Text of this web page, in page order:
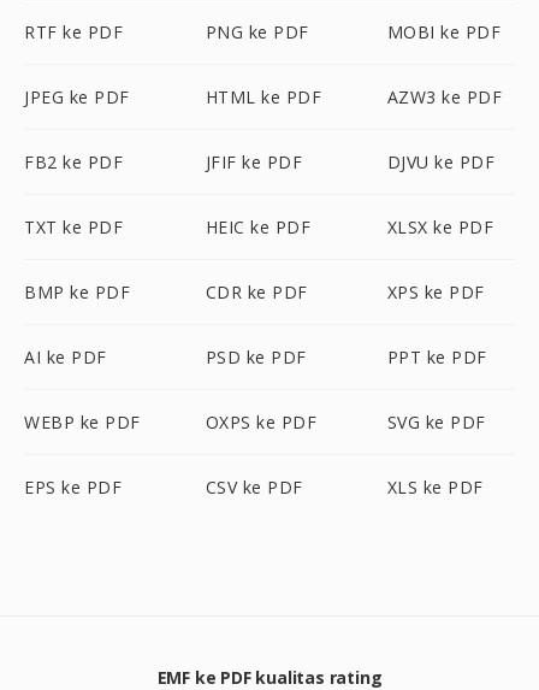
RTF ke PDF PNG ke PDF MOBI ke PDF
JPEG ke PDF HTML ke PDF AZW3 ke PDF
FB2 ke PDF JFIF ke PDF DJVU ke PDF
TXT ke PDF HEIC ke PDF XLSX ke PDF
BMP ke PDF CDR ke PDF XPS ke PDF
AI ke PDF PSD ke PDF PPT ke PDF
WEBP ke PDF OXPS ke PDF SVG ke PDF
EPS ke PDF CSV ke PDF XLS ke PDF
EMF ke PDF kualitas rating